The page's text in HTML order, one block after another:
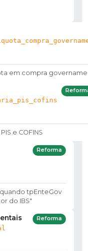
em compra
e COFINS
Reforma
tpEnteGov
do IBS"
Reforma